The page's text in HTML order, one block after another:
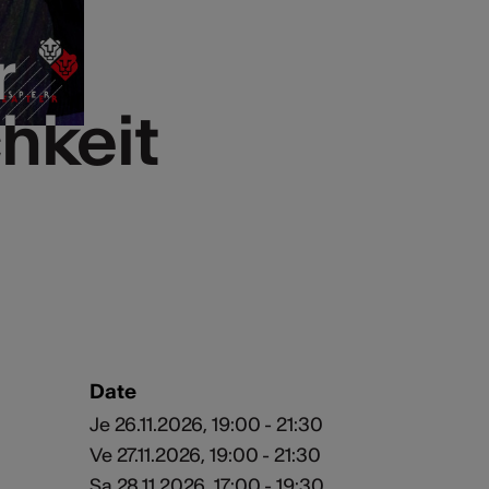
Date
Je 26.11.2026, 19:00 - 21:30
Ve 27.11.2026, 19:00 - 21:30